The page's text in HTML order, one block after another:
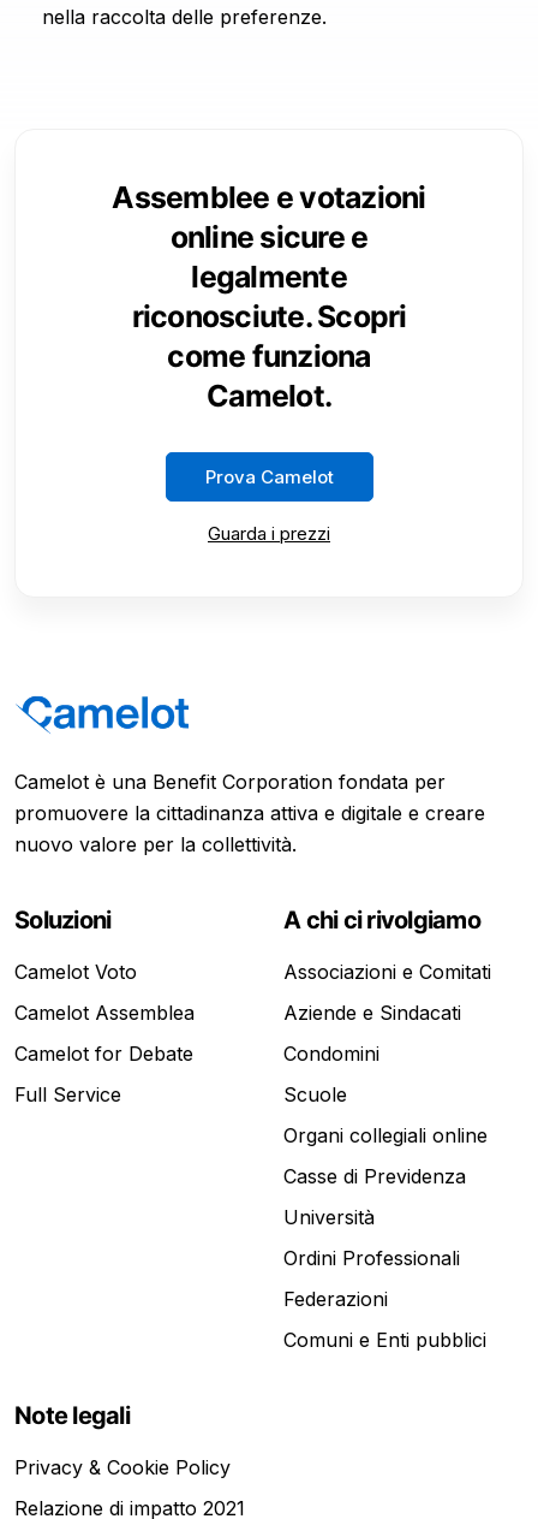
nella raccolta delle preferenze.
Assemblee e votazioni
online sicure e
legalmente
riconosciute. Scopri
come funziona
Camelot.
Prova Camelot
Guarda i prezzi
Camelot è una Benefit Corporation fondata per
promuovere la cittadinanza attiva e digitale e creare
nuovo valore per la collettività.
Soluzioni
Camelot Voto
Camelot Assemblea
Camelot for Debate
Full Service
A chi ci rivolgiamo
Associazioni e Comitati
Aziende e Sindacati
Condomini
Scuole
Organi collegiali online
Casse di Previdenza
Università
Ordini Professionali
Federazioni
Comuni e Enti pubblici
Note legali
Privacy & Cookie Policy
Relazione di impatto 2021